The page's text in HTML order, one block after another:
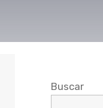
Buscar